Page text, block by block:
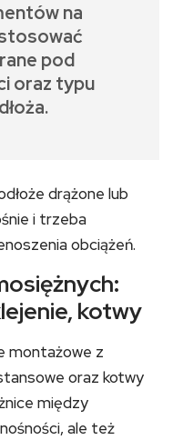
na
pod
oraz typu
drążone lub
i trzeba
obciążeń.
kotwy
montażowe z
oraz kotwy
między
ale też